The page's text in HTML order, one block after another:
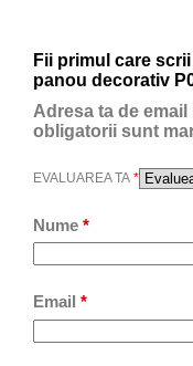
Fii primul care
panou decorativ
Adresa ta de
obligatorii sunt
EVALUAREA TA *
Nume *
Email *